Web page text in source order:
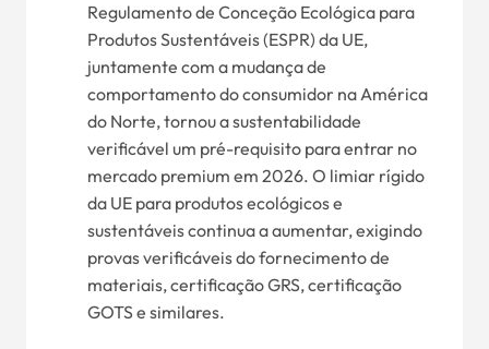
Regulamento de Conceção Ecológica para
Produtos Sustentáveis (ESPR) da UE,
juntamente com a mudança de
comportamento do consumidor na América
do Norte, tornou a sustentabilidade
verificável um pré-requisito para entrar no
mercado premium em 2026. O limiar rígido
da UE para produtos ecológicos e
sustentáveis continua a aumentar, exigindo
provas verificáveis do fornecimento de
materiais, certificação GRS, certificação
GOTS e similares.